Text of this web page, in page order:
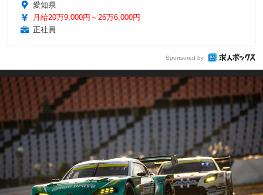
愛知県
月給20万9,000円～26万6,000円
正社員
Sponsored by